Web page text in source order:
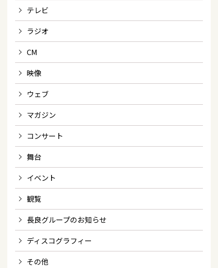
テレビ
ラジオ
CM
映像
ウェブ
マガジン
コンサート
舞台
イベント
観覧
長良グループのお知らせ
ディスコグラフィー
その他